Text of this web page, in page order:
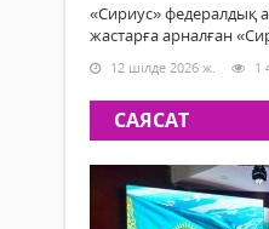
«Сириус» федералдық
жастарға арналған
12 шілде 2026 ж. 1
САЯСАТ